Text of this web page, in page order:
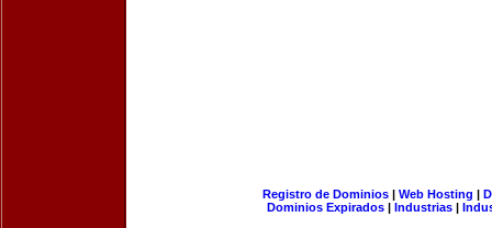
Registro de Dominios| Web Hosting |
Dominios Expirados | Industrias |